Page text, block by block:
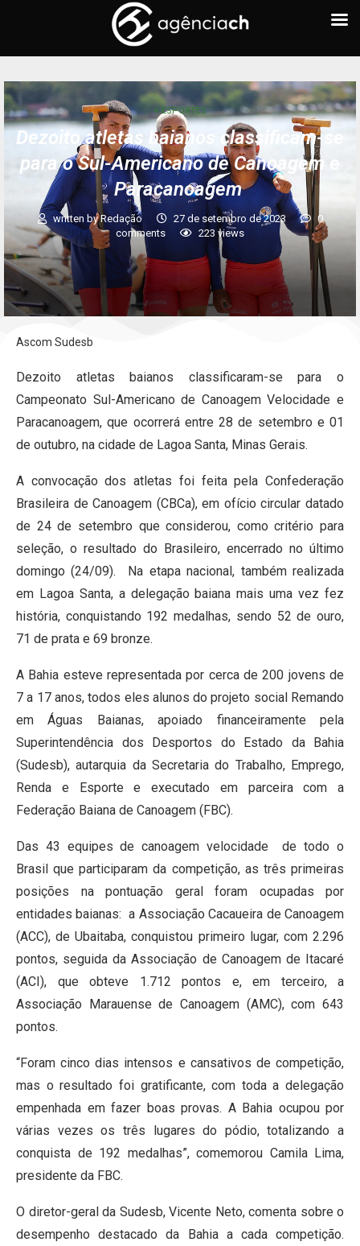
+ ESPORTES
Dezoito atletas baianos classificam-se
para o Sul-Americano de Canoagem e
Paracanoagem
written byRedação 27 de setembro de 2023
0
comments
223 views
Ascom Sudesb
Dezoito atletas baianos classificaram-se para o
Campeonato Sul-Americano de Canoagem Velocidade e
Paracanoagem, que ocorrerá entre 28 de setembro e 01
de outubro, na cidade de Lagoa Santa, Minas Gerais.
A convocação dos atletas foi feita pela Confederação
Brasileira de Canoagem (CBCa), em ofício circular datado
de 24 de setembro que considerou, como critério para
seleção, o resultado do Brasileiro, encerrado no último
domingo (24/09). Na etapa nacional, também realizada
em Lagoa Santa, a delegação baiana mais uma vez fez
história, conquistando 192 medalhas, sendo 52 de ouro,
71 de prata e 69 bronze.
A Bahia esteve representada por cerca de 200 jovens de
7 a 17 anos, todos eles alunos do projeto social Remando
em Águas Baianas, apoiado financeiramente pela
Superintendência dos Desportos do Estado da Bahia
(Sudesb), autarquia da Secretaria do Trabalho, Emprego,
Renda e Esporte e executado em parceira com a
Federação Baiana de Canoagem (FBC).
Das 43 equipes de canoagem velocidade de todo o
Brasil que participaram da competição, as três primeiras
posições na pontuação geral foram ocupadas por
entidades baianas: a Associação Cacaueira de Canoagem
(ACC), de Ubaitaba, conquistou primeiro lugar, com 2.296
pontos, seguida da Associação de Canoagem de Itacaré
(ACI), que obteve 1.712 pontos e, em terceiro, a
Associação Marauense de Canoagem (AMC), com 643
pontos.
“Foram cinco dias intensos e cansativos de competição,
mas o resultado foi gratificante, com toda a delegação
empenhada em fazer boas provas. A Bahia ocupou por
várias vezes os três lugares do pódio, totalizando a
conquista de 192 medalhas”, comemorou Camila Lima,
presidente da FBC.
O diretor-geral da Sudesb, Vicente Neto, comenta sobre o
desempenho destacado da Bahia a cada competição.